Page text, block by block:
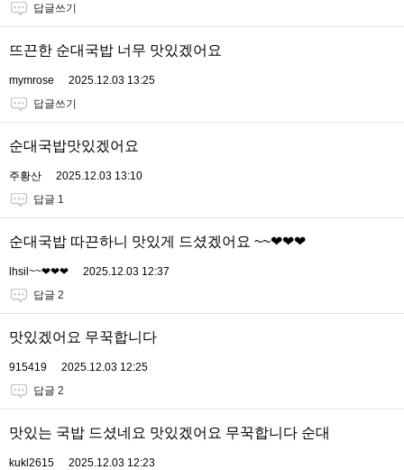
답글쓰기
뜨끈한 순대국밥 너무 맛있겠어요
mymrose
2025.12.03 13:25
답글쓰기
순대국밥맛있겠어요
주황산
2025.12.03 13:10
답글 1
순대국밥 따끈하니 맛있게 드셨겠어요 ~~❤❤❤
lhsil~~❤❤❤
2025.12.03 12:37
답글 2
맛있겠어요 무꾹합니다
915419
2025.12.03 12:25
답글 2
맛있는 국밥 드셨네요 맛있겠어요 무꾹합니다 순대
kukl2615
2025.12.03 12:23